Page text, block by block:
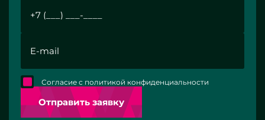
Отправить заявку
Согласие с политикой конфиденциальности